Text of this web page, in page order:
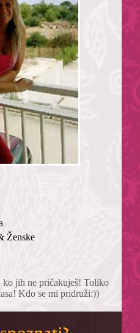
Ženske
ko jih ne pričakuješ! Toliko
Kdo se mi pridruži:))